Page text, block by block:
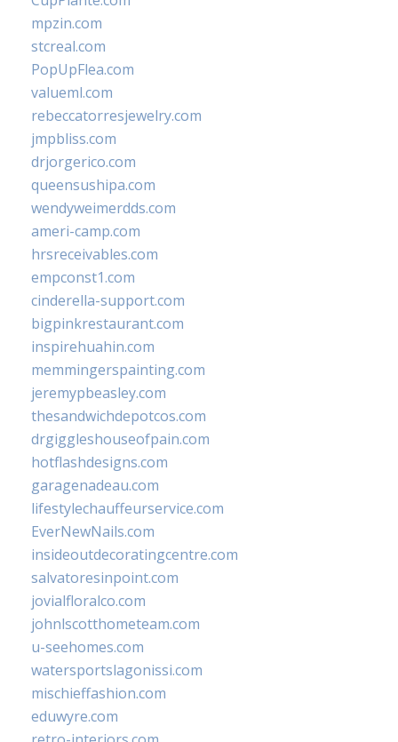
mpzin.com
stcreal.com
PopUpFlea.com
valueml.com
rebeccatorresjewelry.com
jmpbliss.com
drjorgerico.com
queensushipa.com
wendyweimerdds.com
ameri-camp.com
hrsreceivables.com
empconst1.com
cinderella-support.com
bigpinkrestaurant.com
inspirehuahin.com
memmingerspainting.com
jeremypbeasley.com
thesandwichdepotcos.com
drgiggleshouseofpain.com
hotflashdesigns.com
garagenadeau.com
lifestylechauffeurservice.com
EverNewNails.com
insideoutdecoratingcentre.com
salvatoresinpoint.com
jovialfloralco.com
johnlscotthometeam.com
u-seehomes.com
watersportslagonissi.com
mischieffashion.com
eduwyre.com